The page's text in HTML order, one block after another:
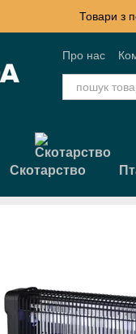
Товари з
Про нас
Контактна
Скотарство